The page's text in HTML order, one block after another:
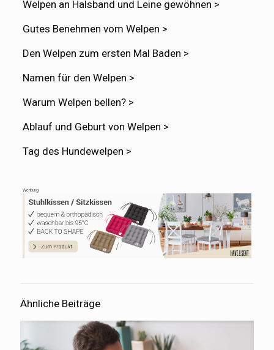
Welpen an Halsband und Leine gewöhnen >
Gutes Benehmen vom Welpen >
Den Welpen zum ersten Mal Baden >
Namen für den Welpen >
Warum Welpen bellen? >
Ablauf und Geburt von Welpen >
Tag des Hundewelpen >
Werbung
Ähnliche Beiträge